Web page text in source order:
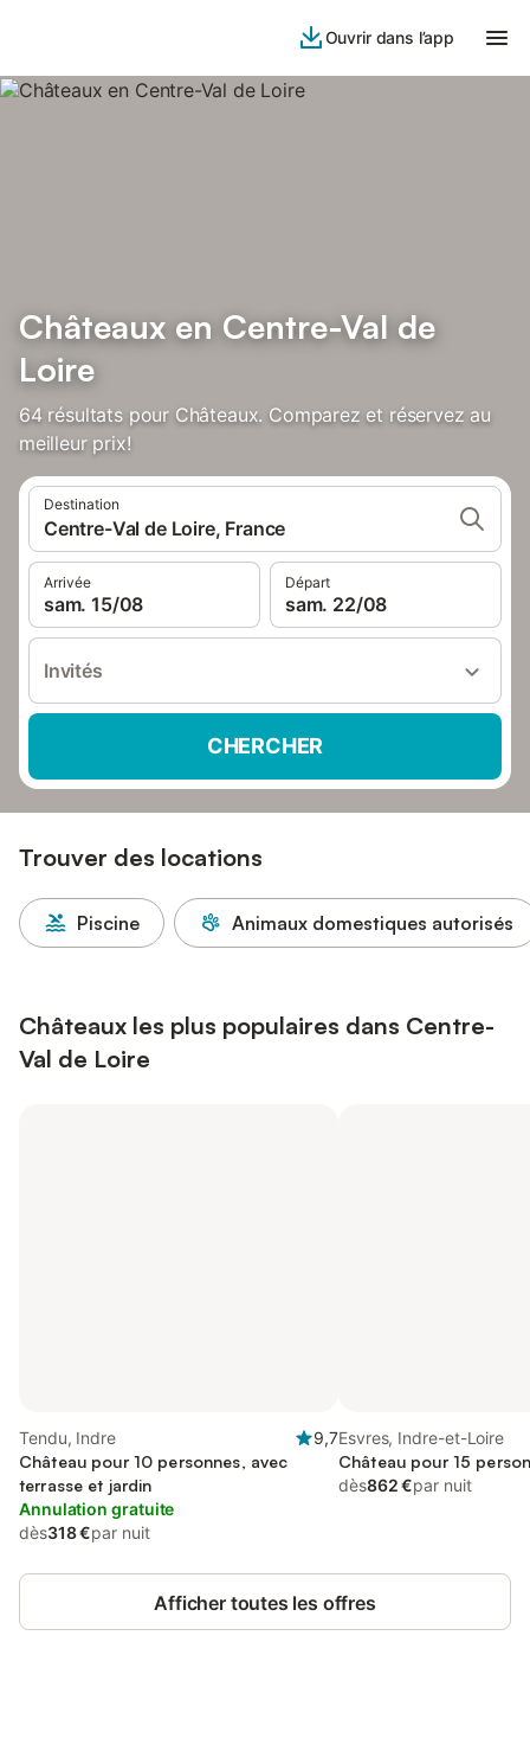
Ouvrir dans l’app
Châteaux en Centre-Val de
Loire
64 résultats pour Châteaux. Comparez et réservez au
meilleur prix!
Destination
Centre-Val de Loire, France
Arrivée
sam. 15/08
Départ
sam. 22/08
Invités
CHERCHER
Trouver des locations
Piscine Animaux domestiques autorisés
Châteaux les plus populaires dans Centre-
Val de Loire
Tendu, Indre
9,7
Château pour 10 personnes, avec
terrasse et jardin
Annulation gratuite
dès318 €par nuit
Esvres, Indre-et-Loire
Château pour 15
dès862 €par nuit
Afficher toutes les offres